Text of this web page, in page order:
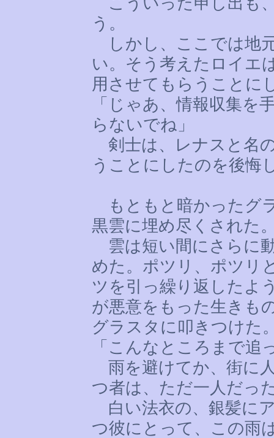
う。
しかし、ここでは地
い。そう考えたロイエ
用させてもらうことに
「じゃあ、情報収集を
らないでね」
剣士は、レナスと名
うことにしたのを後悔
もともと暗かったグ
黒雲に埋め尽くされた
雲は短い間にさらに
めた。ポツリ、ポツリ
ツを引っ繰り返したよ
が悪意をもった生きも
グラスタに叩きつけた
「こんなところまで追
雨を避けてか、街に
つ者は、ただ一人だっ
白い法衣の、銀髪に
つ彼にとって、この雨